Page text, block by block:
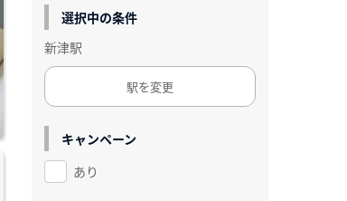
選択中の条件
新津駅
駅を変更
キャンペーン
あり